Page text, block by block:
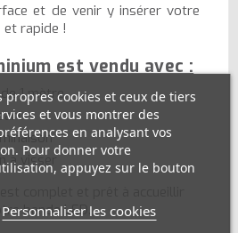
et de venir y insérer votre
et rapide !
est vendu avec :
1 mètre
à visser
complet et prêt à accueillir
bande LED.
propres cookies et ceux de tiers
et vous montrer des
en analysant vos
Pour donner votre
appuyez sur le bouton
Personnaliser les cookies